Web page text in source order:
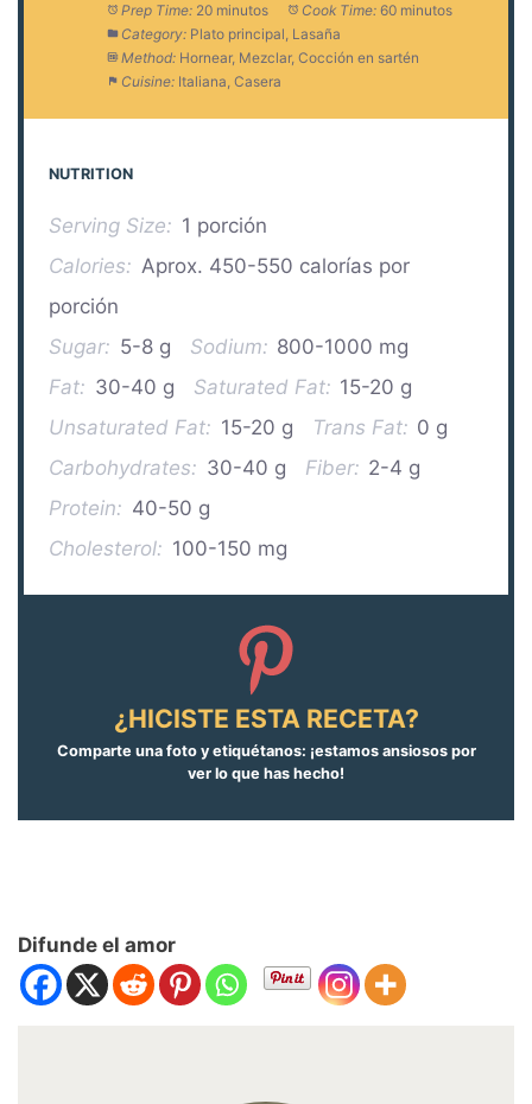
Prep Time: 20 minutos Cook Time: 60 minutos
Category: Plato principal, Lasaña
Method: Hornear, Mezclar, Cocción en sartén
Cuisine: Italiana, Casera
NUTRITION
Serving Size: 1 porción
Calories: Aprox. 450-550 calorías por
porción
Sugar: 5-8 g Sodium: 800-1000 mg
Fat: 30-40 g Saturated Fat: 15-20 g
Unsaturated Fat: 15-20 g Trans Fat: 0 g
Carbohydrates: 30-40 g Fiber: 2-4 g
Protein: 40-50 g
Cholesterol: 100-150 mg
¿HICISTE ESTA RECETA?
Comparte una foto y etiquétanos: ¡estamos ansiosos por
ver lo que has hecho!
Difunde el amor